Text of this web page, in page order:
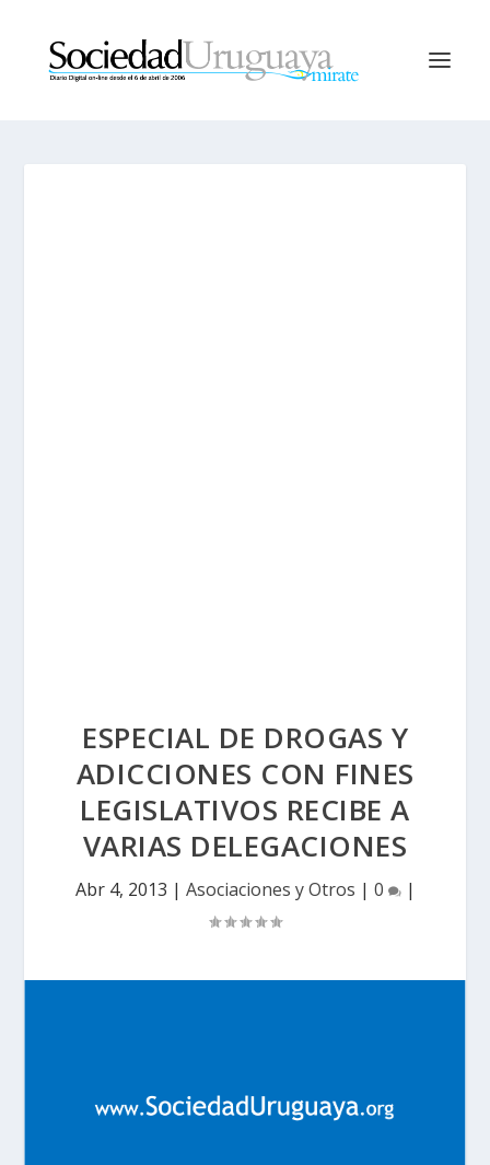
ESPECIAL DE DROGAS Y
ADICCIONES CON FINES
LEGISLATIVOS RECIBE A
VARIAS DELEGACIONES
Abr 4, 2013 | Asociaciones y Otros | 0 |